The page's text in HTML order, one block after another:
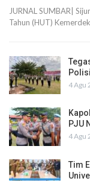
JURNAL SUMBAR|
Tahun (HUT)
4 Agu
PJU
4 Agu
Tim